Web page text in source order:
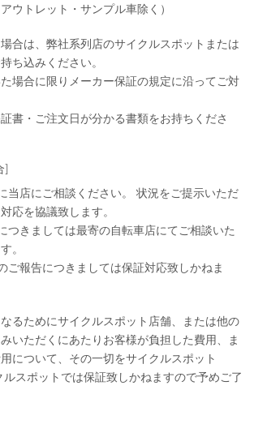
ウトレット・サンプル車除く）
合は、弊社系列店のサイクルスポットまたは
ち込みください。
場合に限りメーカー保証の規定に沿ってご対
書・ご注文日が分かる書類をお持ちくださ
]
当店にご相談ください。 状況をご提示いただ
応を協議致します。
つきましては最寄の自転車店にてご相談いた
。
ご報告につきましては保証対応致しかねま
るためにサイクルスポット店舗、または他の
いただくにあたりお客様が負担した費用、ま
について、その一切をサイクルスポット
スポットでは保証致しかねますので予めご了